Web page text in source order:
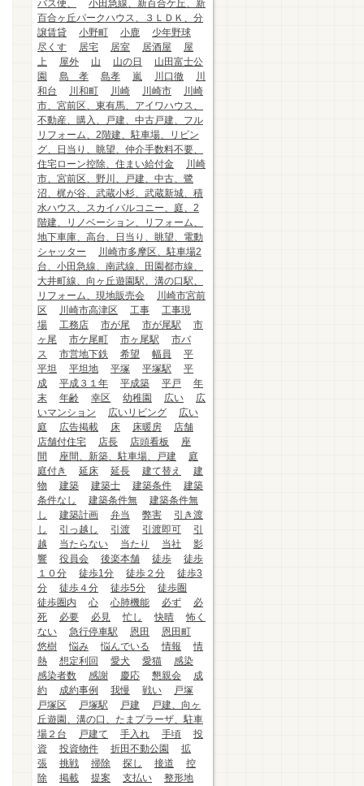
バス便、
小田急線、新百合ケ丘、新
百合ヶ丘パークハウス、３ＬＤＫ、分
譲賃貸
小野町 小鹿
少年野球
尽くす
居宅 居室 居酒屋
屋
上
屋外 山 山の日
山田富士公
園
島 孝 島孝 嵐 川口徹
川
和台
川和町 川崎 川崎市
川崎
市、宮前区、東有馬、アイワハウス、
不動産、購入、戸建、中古戸建、フル
リフォーム、2階建、駐車場、リビン
グ、日当り、眺望、仲介手数料不要、
住宅ローン控除、住まい給付金
川崎
市、宮前区、野川、戸建、中古、鷺
沼、梶が谷、武蔵小杉、武蔵新城、積
水ハウス、スカイバルコニー、庭、2
階建、リノベーション、リフォーム、
地下車庫、高台、日当り、眺望、電動
シャッター
川崎市多摩区、駐車場2
台、小田急線、南武線、田園都市線、
大井町線、向ヶ丘遊園駅、溝の口駅、
リフォーム、現地販売会
川崎市宮前
区
川崎市高津区 工事
工事現
場
工務店 市が尾 市が尾駅
市
ヶ尾
市ケ尾町 市ヶ尾駅
市バ
ス
市営地下鉄 希望 幅員
平
平坦
平坦地 平塚 平塚駅
平
成
平成３１年 平成築 平戸
年
末
年齢 幸区 幼稚園 広い
広
いマンション
広いリビング
広い
庭
広告掲載 床 床暖房
店舗
店舗付住宅
店長 店頭看板
座
間
座間、新築、駐車場、戸建
庭
庭付き
延床 延長 建て替え
建
物
建築 建築士 建築条件
建築
条件なし
建築条件無
建築条件無
し
建築計画 弁当 弊害
引き渡
し
引っ越し 引渡 引渡即可
引
越
当たらない 当たり 当社
影
響
役員会 後楽本舗 徒歩
徒歩
１０分
徒歩1分 徒歩２分
徒歩3
分
徒歩４分 徒歩5分
徒歩圏
徒歩圏内
心 心肺機能 必ず
必
死
必要 必見 忙し 快晴
怖く
ない
急行停車駅 恩田
恩田町
悠樹
悩み 悩んでいる 情報
情
熱
想定利回 愛犬 愛猫
感染
感染者数
感謝 慶応 懇親会
成
約
成約事例 我慢 戦い
戸塚
戸塚区
戸塚駅 戸建
戸建、向ヶ
丘遊園、溝の口、たまプラーザ、駐車
場２台
戸建て 手入れ 手頃
投
資
投資物件 折田不動公園
拡
張
挑戦 掃除 探し 接道
控
除
掲載 提案 支払い
整形地